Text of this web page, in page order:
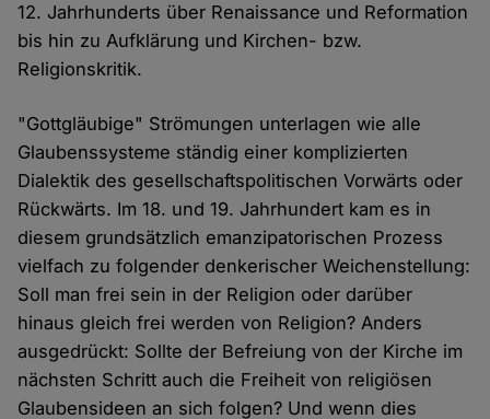
12. Jahrhunderts über Renaissance und Reformation
bis hin zu Aufklärung und Kirchen- bzw.
Religionskritik.
"Gottgläubige" Strömungen unterlagen wie alle
Glaubenssysteme ständig einer komplizierten
Dialektik des gesellschaftspolitischen Vorwärts oder
Rückwärts. Im 18. und 19. Jahrhundert kam es in
diesem grundsätzlich emanzipatorischen Prozess
vielfach zu folgender denkerischer Weichenstellung:
Soll man frei sein in der Religion oder darüber
hinaus gleich frei werden von Religion? Anders
ausgedrückt: Sollte der Befreiung von der Kirche im
nächsten Schritt auch die Freiheit von religiösen
Glaubensideen an sich folgen? Und wenn dies